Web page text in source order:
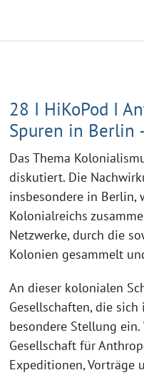
28 I HiKoPod I
Spuren in Berlin
Das Thema
diskutiert. Die
insbesondere in Berlin,
Kolonialreichs
Netzwerke, durch die
Kolonien gesammelt
An dieser kolonialen
Gesellschaften, die
besondere Stellung
Gesellschaft für
Expeditionen, Vorträge